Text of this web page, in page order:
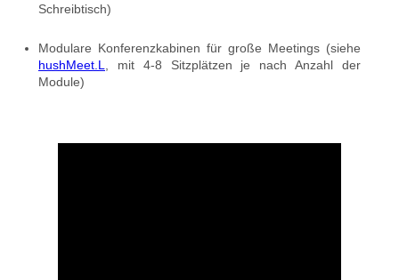
Schreibtisch)
Modulare Konferenzkabinen für große Meetings (siehe
hushMeet.L
, mit 4-8 Sitzplätzen je nach Anzahl der
Module)